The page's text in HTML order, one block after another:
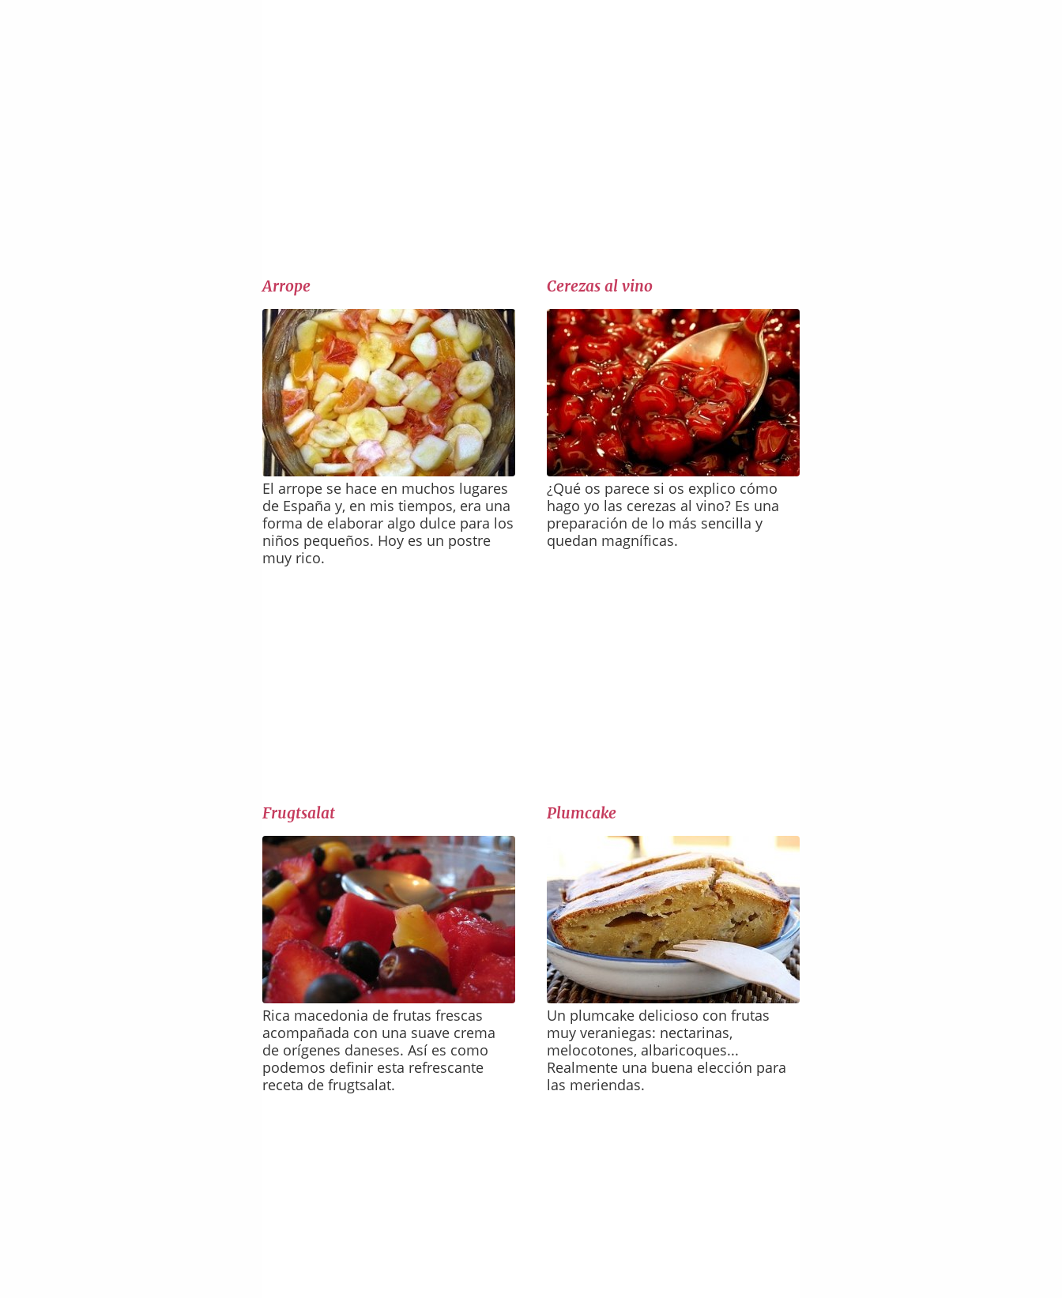
Arrope
El arrope se hace en muchos lugares
de España y, en mis tiempos, era una
forma de elaborar algo dulce para los
niños pequeños. Hoy es un postre
muy rico.
Cerezas al vino
¿Qué os parece si os explico cómo
hago yo las cerezas al vino? Es una
preparación de lo más sencilla y
quedan magníficas.
Frugtsalat
Rica macedonia de frutas frescas
acompañada con una suave crema
de orígenes daneses. Así es como
podemos definir esta refrescante
receta de frugtsalat.
Plumcake
Un plumcake delicioso con frutas
muy veraniegas: nectarinas,
melocotones, albaricoques...
Realmente una buena elección para
las meriendas.